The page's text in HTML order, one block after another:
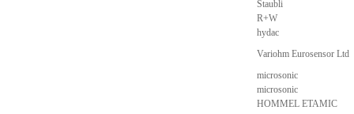
Staubli
R+W
hydac
Variohm Eurosensor Ltd
microsonic
microsonic
HOMMEL ETAMIC